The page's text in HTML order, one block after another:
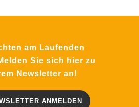
am Laufenden
Sie sich hier zu
Newsletter an!
ANMELDEN